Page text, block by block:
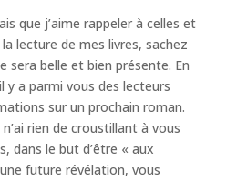
que j’aime rappeler à celles et
lecture de mes livres, sachez
sera belle et bien présente. En
y a parmi vous des lecteurs
sur un prochain roman.
rien de croustillant à vous
dans le but d’être « aux
future révélation, vous